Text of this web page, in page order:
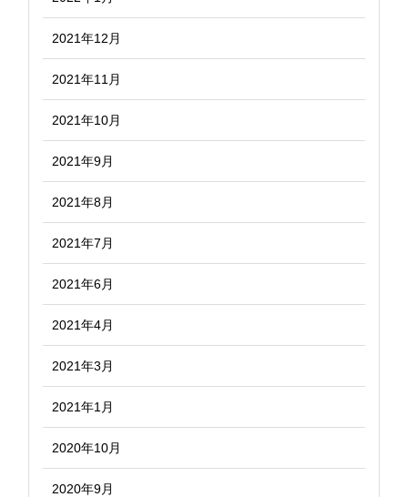
2021年12月
2021年11月
2021年10月
2021年9月
2021年8月
2021年7月
2021年6月
2021年4月
2021年3月
2021年1月
2020年10月
2020年9月